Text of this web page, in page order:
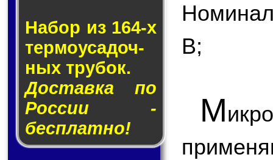
Набор из 164-х
тер­мо­у­са­доч­
ных тру­бок.
Доставка по
России -
бесплатно!
В;
М